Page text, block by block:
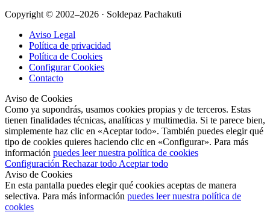
Copyright © 2002–2026 · Soldepaz Pachakuti
Aviso Legal
Política de privacidad
Política de Cookies
Configurar Cookies
Contacto
Aviso de Cookies
Como ya supondrás, usamos cookies propias y de terceros. Estas
tienen finalidades técnicas, analíticas y multimedia. Si te parece bien,
simplemente haz clic en «Aceptar todo». También puedes elegir qué
tipo de cookies quieres haciendo clic en «Configurar». Para más
información puedes leer nuestra política de cookies
Configuración Rechazar todo Aceptar todo
Aviso de Cookies
En esta pantalla puedes elegir qué cookies aceptas de manera
selectiva. Para más información puedes leer nuestra política de
cookies